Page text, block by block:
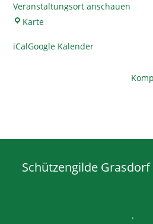
Veranstaltungsort anschauen
KarteSchützenhaus
iCalGoogle Kalender
Schützengilde Grasdorf
.